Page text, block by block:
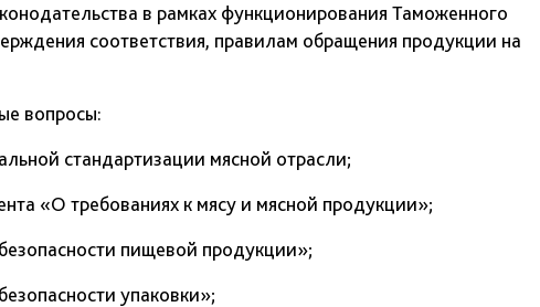
в рамках функционирования Таможенного
соответствия, правилам обращения продукции на
вопросы:
стандартизации мясной отрасли;
«О требованиях к мясу и мясной продукции»;
пищевой продукции»;
упаковки»;